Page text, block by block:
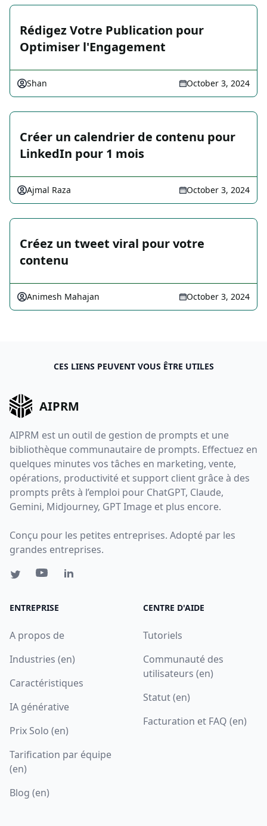
Rédigez Votre Publication pour
Optimiser l'Engagement
Shan October 3, 2024
Créer un calendrier de contenu pour
LinkedIn pour 1 mois
Ajmal Raza October 3, 2024
Créez un tweet viral pour votre
contenu
Animesh Mahajan October 3, 2024
CES LIENS PEUVENT VOUS ÊTRE UTILES
AIPRM
AIPRM est un outil de gestion de prompts et une
bibliothèque communautaire de prompts. Effectuez en
quelques minutes vos tâches en marketing, vente,
opérations, productivité et support client grâce à des
prompts prêts à l’emploi pour ChatGPT, Claude,
Gemini, Midjourney, GPT Image et plus encore.
Conçu pour les petites entreprises. Adopté par les
grandes entreprises.
ENTREPRISE
A propos de
Industries (en)
Caractéristiques
IA générative
Prix Solo (en)
Tarification par équipe
(en)
Blog (en)
CENTRE D'AIDE
Tutoriels
Communauté des
utilisateurs (en)
Statut (en)
Facturation et FAQ (en)